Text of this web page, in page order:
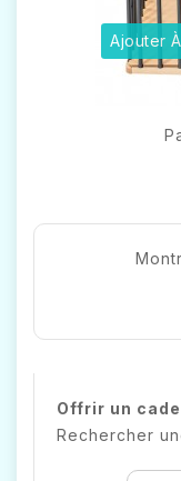
Ajouter
Offrir un
Rechercher